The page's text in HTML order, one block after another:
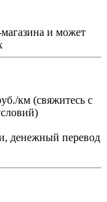
и может
км (свяжитесь с
денежный перевод